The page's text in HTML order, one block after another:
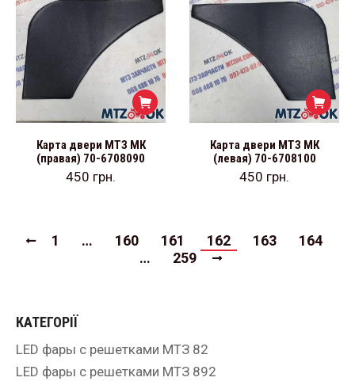
Карта двери МТЗ МК
(правая) 70-6708090
450 грн.
Карта двери МТЗ МК
(левая) 70-6708100
450 грн.
1 … 160 161 162 163
164
…
259
КАТЕГОРІЇ
LED фары с решетками МТЗ 82
LED фары с решетками МТЗ 892